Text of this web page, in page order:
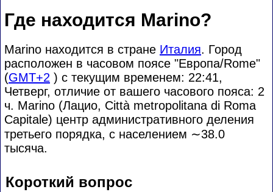
Где находится Marino?
Marino находится в стране Италия. Город
расположен в часовом поясе "Европа/Rome"
(GMT+2 ) с текущим временем: 22:41,
Четверг, отличие от вашего часового пояса: 2
ч. Marino (Лацио, Città metropolitana di Roma
Capitale) центр административного деления
третьего порядка, с населением ∼38.0
тысяча.
Короткий вопрос